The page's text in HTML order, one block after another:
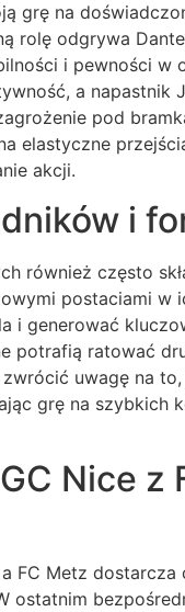
grę na
rolę odgrywa
i pewności w
a napastnik
pod
elastyczne
akcji.
i
również często
postaciami w
generować
potrafią ratować
uwagę na
grę na szybkich
Nice z
FC Metz
ostatnim